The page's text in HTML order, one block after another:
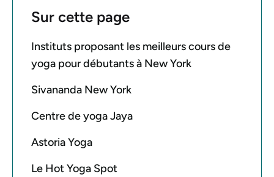
Sur cette page
Instituts proposant les meilleurs cours de
yoga pour débutants à New York
Sivananda New York
Centre de yoga Jaya
Astoria Yoga
Le Hot Yoga Spot